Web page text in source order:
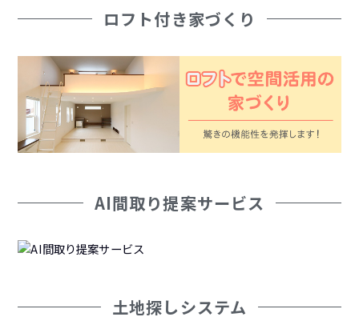
ロフト付き家づくり
AI間取り提案サービス
土地探しシステム